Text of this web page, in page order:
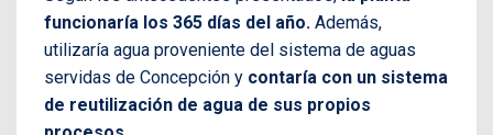
funcionaría los 365 días del año. Además,
utilizaría agua proveniente del sistema de aguas
servidas de Concepción y contaría con un sistema
de reutilización de agua de sus propios